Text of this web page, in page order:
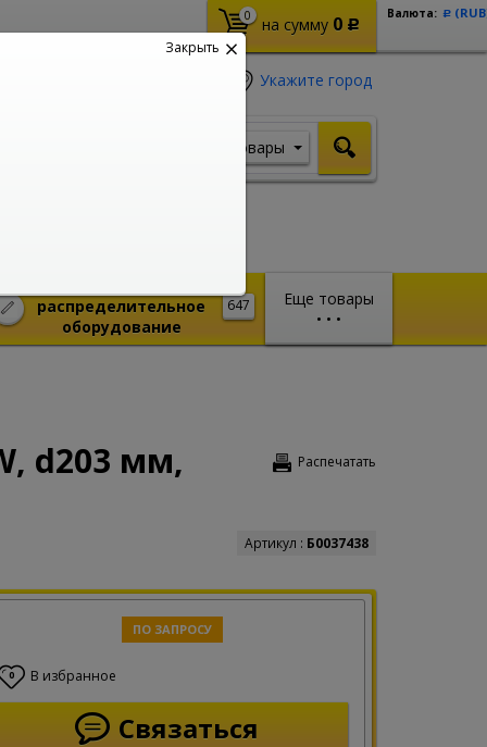
0 на сумму 0 Р
Валюта: Р
Укажите город
Товары
Еще товары
• • •
647
распределительное
оборудование
Распечатать
d203 мм,
Артикул : Б0037438
ПО ЗАПРОСУ
0 В избранное
Связаться
Закрыть